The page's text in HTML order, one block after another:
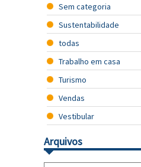
Sem categoria
Sustentabilidade
todas
Trabalho em casa
Turismo
Vendas
Vestibular
Arquivos